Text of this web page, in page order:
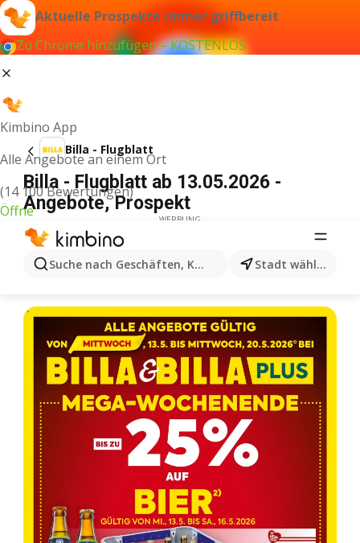
Aktuelle Prospekte immer griffbereit
Zu Chrome hinzufügen – KOSTENLOS
Kimbino App
Alle Angebote an einem Ort
(14 100 Bewertungen)
Öffne
Suche nach Geschäften, Kategorien, Produkten...
Stadt wählen
Billa - Flugblatt
Billa - Flugblatt ab 13.05.2026 -
Angebote, Prospekt
WERBUNG